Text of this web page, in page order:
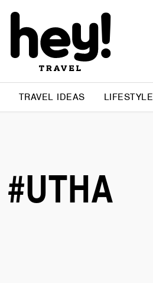
TRAVEL IDEAS LIFESTYLE
#UTHA